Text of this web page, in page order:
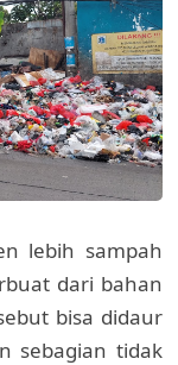
lebih sampah
dari bahan
bisa didaur
sebagian tidak